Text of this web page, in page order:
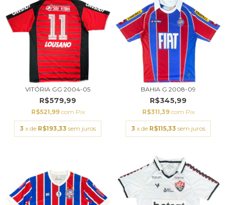
VITÓRIA GG 2004-05
R$579,99
R$521,99 com Pix
3 x de R$193,33 sem juros
BAHIA G 2008-09
R$345,99
R$311,39 com Pix
3 x de R$115,33 sem juros